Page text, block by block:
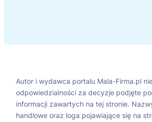
Autor i wydawca portalu Mala-Firma.pl
odpowiedzialności za decyzje podjęte
informacji zawartych na tej stronie.
handlowe oraz loga pojawiające się na